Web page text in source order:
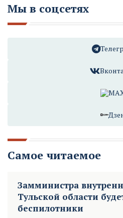
Мы в соцсетях
Самое читаемое
Замминистра
Тульской области
беспилотники